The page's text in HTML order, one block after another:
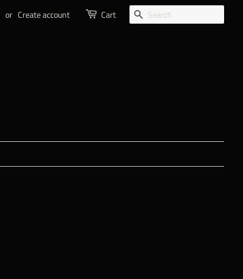
or Create account Cart SEARCH